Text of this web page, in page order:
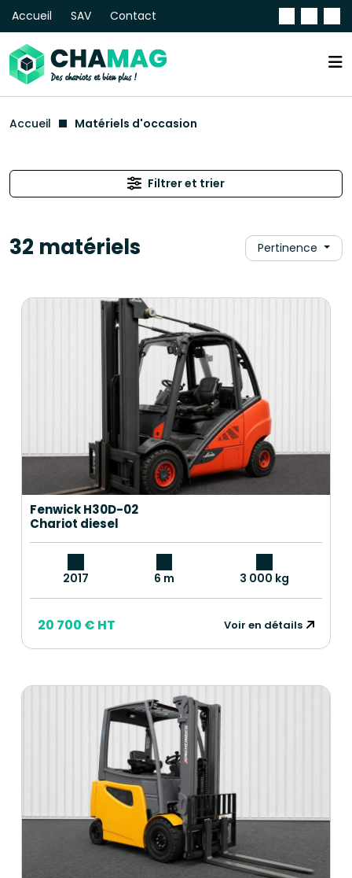
Accueil SAV Contact
Accueil Matériels d'occasion
Filtrer et trier
32 matériels Pertinence
Fenwick H30D-02
Chariot diesel
2017 6 m 3 000 kg
20 700 € HT Voir en détails